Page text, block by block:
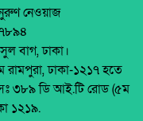
সংগঠনের সাধারণ
বাংলাদেশিসহ
বাংলাদেশি উদ্ধার
নুরুণ নেওয়াজ
বাগ, ঢাকা।
রামপুরা, ঢাকা-১২১৭ হতে
৩৮৯ ডি আই.টি রোড (৫ম
১২১৯.